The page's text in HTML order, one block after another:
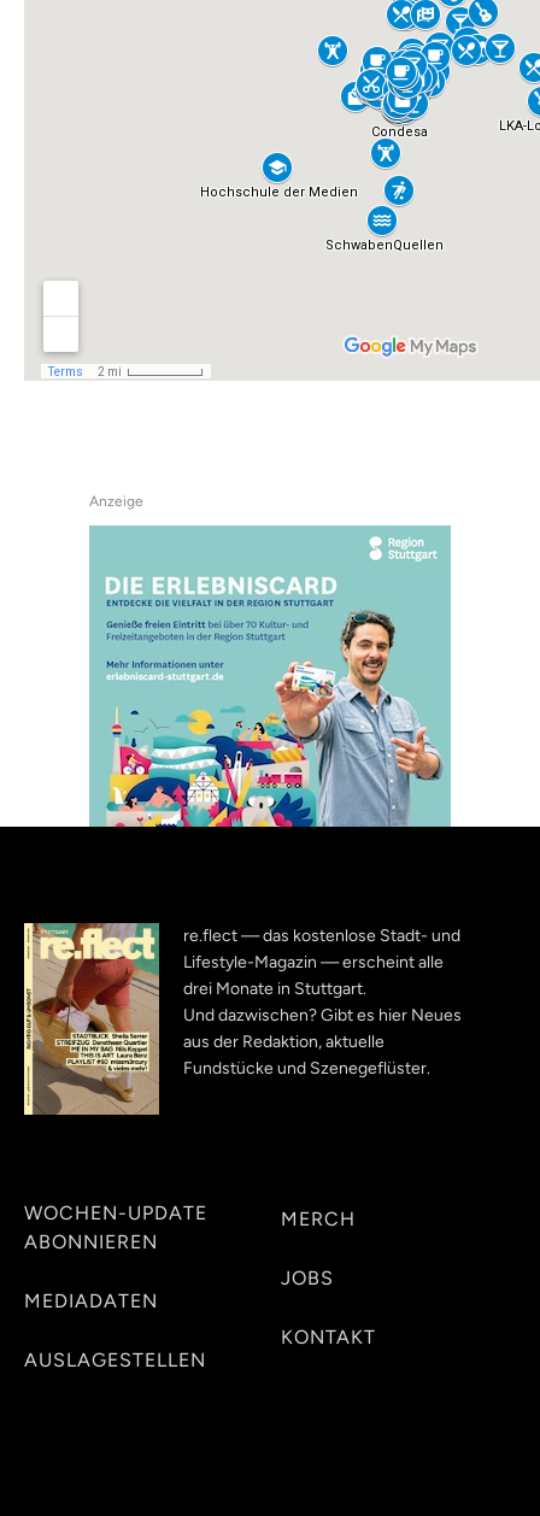
Anzeige
re.flect — das kostenlose Stadt- und
Lifestyle-Magazin — erscheint alle
drei Monate in Stuttgart.
Und dazwischen? Gibt es hier Neues
aus der Redaktion, aktuelle
Fundstücke und Szenegeflüster.
WOCHEN-UPDATE
ABONNIEREN
MEDIADATEN
AUSLAGESTELLEN
MERCH
JOBS
KONTAKT